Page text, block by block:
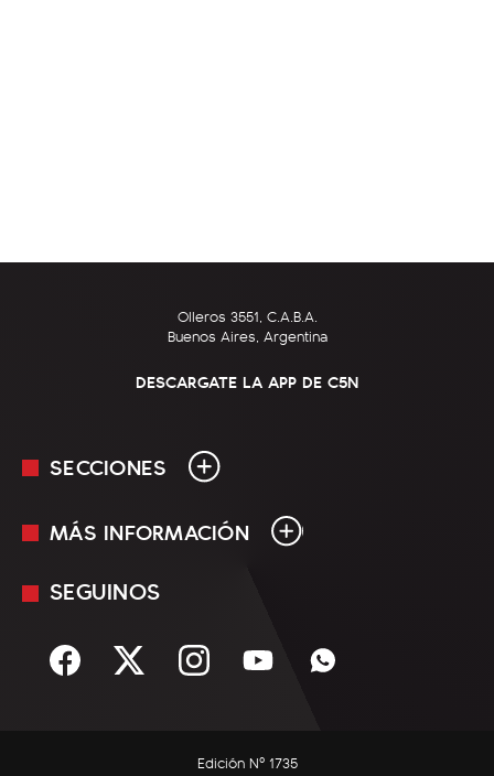
Olleros 3551, C.A.B.A.
Buenos Aires, Argentina
DESCARGATE LA APP DE C5N
SECCIONES
En Vivo
Sociedad
MÁS INFORMACIÓN
Mediakit
Términos y condiciones
SEGUINOS
Edición Nº 1735